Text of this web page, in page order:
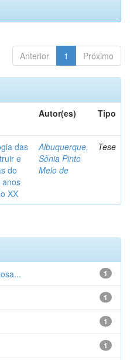
Anterior 1 Próximo
Autor(es) Tipo
das
e
do
anos
XX
Albuquerque,
Sônia Pinto
Melo de
Tese
1
1
1
1